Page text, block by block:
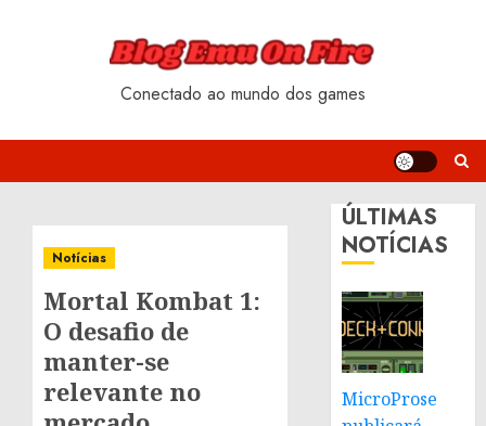
Conectado ao mundo dos games
Notícias
Mortal Kombat 1:
O desafio de
manter-se
relevante no
ÚLTIMAS
NOTÍCIAS
MicroProse